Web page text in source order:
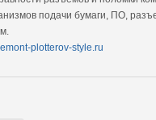
подачи бумаги, ПО,
plotterov-style.ru